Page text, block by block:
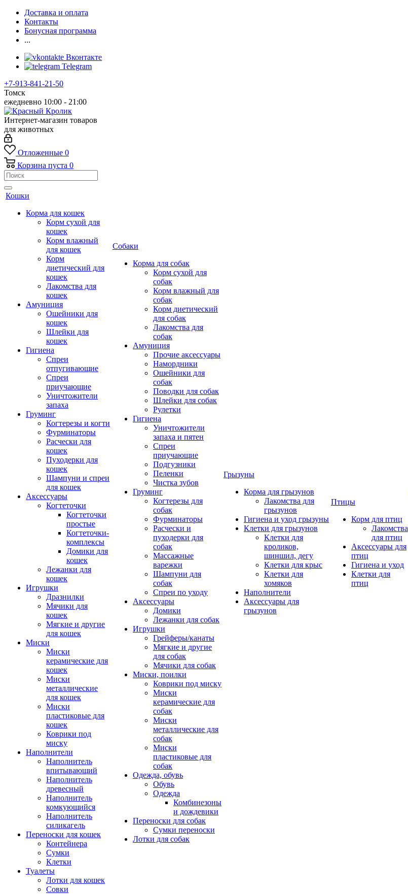
Доставка и оплата
Контакты
Бонусная программа
...
Вконтакте
Telegram
+7-913-841-21-50
Томск
ежедневно 10:00 - 21:00
Интернет-магазин товаров
для животных
Отложенные 0
Корзина пуста 0
Кошки
Корма для кошек
Корм сухой для
кошек
Корм влажный
для кошек
Корм
диетический для
кошек
Лакомства для
кошек
Амуниция
Ошейники для
кошек
Шлейки для
кошек
Гигиена
Спреи
отпугивающие
Спреи
приучающие
Уничтожители
запаха
Груминг
Когтерезы и когти
Фурминаторы
Расчески для
кошек
Пуходерки для
кошек
Шампуни и спреи
для кошек
Аксессуары
Когтеточки
Когтеточки
простые
Когтеточки-
комплексы
Домики для
кошек
Лежанки для
кошек
Игрушки
Дразнилки
Мячики для
кошек
Мягкие и другие
для кошек
Миски
Миски
керамические для
кошек
Миски
металлические
для кошек
Миски
пластиковые для
кошек
Коврики под
миску
Наполнители
Наполнитель
впитывающий
Наполнитель
древесный
Наполнитель
комкующийся
Наполнитель
силикагель
Переноски для кошек
Контейнера
Сумки
Клетки
Туалеты
Лотки для кошек
Совки
Собаки
Корма для собак
Корм сухой для
собак
Корм влажный для
собак
Корм диетический
для собак
Лакомства для
собак
Амуниция
Прочие аксессуары
Намордники
Ошейники для
собак
Поводки для собак
Шлейки для собак
Рулетки
Гигиена
Уничтожители
запаха и пятен
Спреи
приучающие
Подгузники
Пеленки
Чистка зубов
Груминг
Когтерезы для
собак
Фурминаторы
Расчески и
пуходерки для
собак
Массажные
варежки
Шампуни для
собак
Спреи по уходу
Аксессуары
Домики
Лежанки для собак
Игрушки
Грейферы/канаты
Мягкие и другие
для собак
Мячики для собак
Миски, поилки
Коврики под миску
Миски
керамические для
собак
Миски
металлические для
собак
Миски
пластиковые для
собак
Одежда, обувь
Обувь
Одежда
Комбинезоны
и дождевики
Переноски для собак
Сумки переноски
Лотки для собак
Грызуны
Корма для грызунов
Лакомства для
грызунов
Гигиена и уход грызуны
Клетки для грызунов
Клетки для
кроликов,
шиншил, дегу
Клетки для крыс
Клетки для
хомяков
Наполнители
Аксессуары для
грызунов
Птицы
Корм для птиц
Лакомства
для птиц
Аксессуары для
птиц
Гигиена и уход
Клетки для
птиц